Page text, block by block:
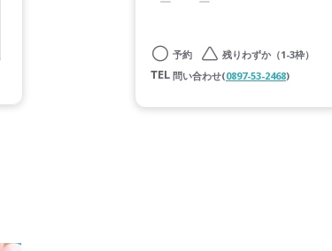
予約
残りわずか（1-3枠）
問い合わせ(0897-53-2468)